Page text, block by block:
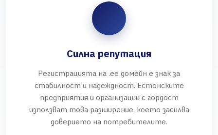
Силна репутация
Регистрацията на .ee домейн е знак за
стабилност и надеждност. Естонските
предприятия и организации с гордост
използват това разширение, което засилва
доверието на потребителите.